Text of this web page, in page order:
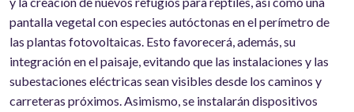
pantalla vegetal con especies autóctonas en el perímetro de
las plantas fotovoltaicas. Esto favorecerá, además, su
integración en el paisaje, evitando que las instalaciones y las
subestaciones eléctricas sean visibles desde los caminos y
carreteras próximos. Asimismo, se instalarán dispositivos